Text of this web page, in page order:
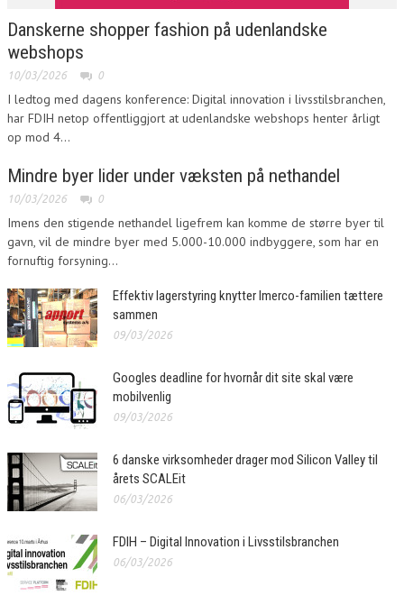
Danskerne shopper fashion på udenlandske
webshops
10/03/2026 0
I ledtog med dagens konference: Digital innovation i livsstilsbranchen,
har FDIH netop offentliggjort at udenlandske webshops henter årligt
op mod 4...
Mindre byer lider under væksten på nethandel
10/03/2026 0
Imens den stigende nethandel ligefrem kan komme de større byer til
gavn, vil de mindre byer med 5.000-10.000 indbyggere, som har en
fornuftig forsyning...
Effektiv lagerstyring knytter Imerco-familien tættere
sammen
09/03/2026
Googles deadline for hvornår dit site skal være
mobilvenlig
09/03/2026
6 danske virksomheder drager mod Silicon Valley til
årets SCALEit
06/03/2026
FDIH – Digital Innovation i Livsstilsbranchen
06/03/2026